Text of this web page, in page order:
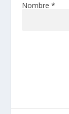
Nombre *